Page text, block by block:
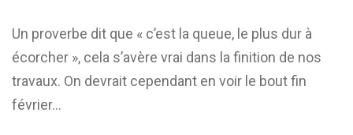
Un proverbe dit que « c’est la queue, le plus dur à
écorcher », cela s’avère vrai dans la finition de nos
travaux. On devrait cependant en voir le bout fin
février…